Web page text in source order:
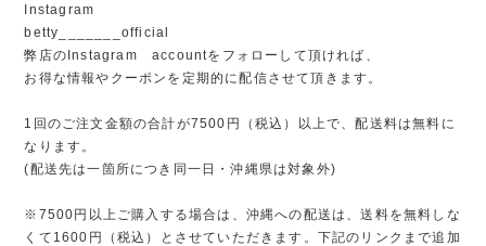
Instagram
betty_______official
弊店のInstagram accountをフォローして頂ければ、
お得な情報やクーポンを定期的に配信させて頂きます。
1回のご注文金額の合計が7500円（税込）以上で、配送料は無料に
なります。
(配送先は一箇所につき同一日・沖縄県は対象外)
※7500円以上ご購入する場合は、沖縄への配送は、送料を無料しな
くて1600円（税込）とさせていただきます。下記のリンクまで追加